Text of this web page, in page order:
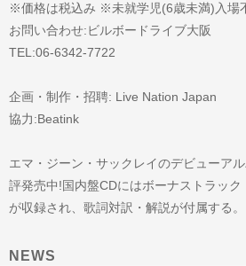
※価格は税込み ※未就学児(6歳未満)入場
お問い合わせ:ビルボードライブ大阪
TEL:06-6342-7722
企画・制作・招聘: Live Nation Japan
協力:Beatink
エマ・ジーン・サックレイのデビューア
評発売中!国内盤CDにはボーナストラック
が収録され、歌詞対訳・解説が付属する。
NEWS